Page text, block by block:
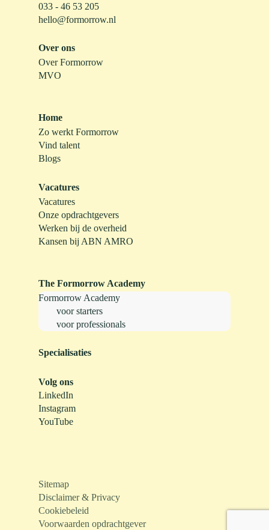
033 - 46 53 205
hello@formorrow.nl
Over ons
Over Formorrow
MVO
Home
Zo werkt Formorrow
Vind talent
Blogs
Vacatures
Vacatures
Onze opdrachtgevers
Werken bij de overheid
Kansen bij ABN AMRO
The Formorrow Academy
Formorrow Academy
voor starters
voor professionals
Specialisaties
Volg ons
LinkedIn
Instagram
YouTube
Sitemap
Disclaimer & Privacy
Cookiebeleid
Voorwaarden opdrachtgever